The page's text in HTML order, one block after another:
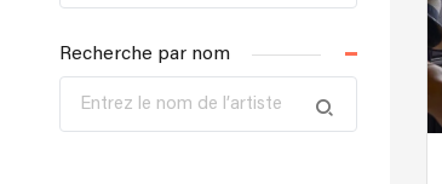
Recherche par nom